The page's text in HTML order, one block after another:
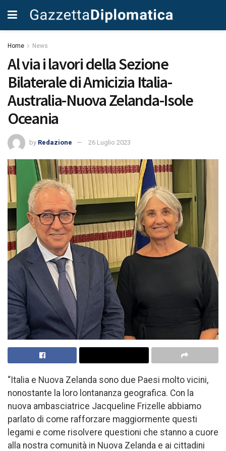
Home News
Al via i lavori della Sezione
Bilaterale di Amicizia Italia-
Australia-Nuova Zelanda-Isole
Oceania
by Redazione 26 Luglio 2023
“Italia e Nuova Zelanda sono due Paesi molto vicini,
nonostante la loro lontananza geografica. Con la
nuova ambasciatrice Jacqueline Frizelle abbiamo
parlato di come rafforzare maggiormente questi
legami e come risolvere questioni che stanno a cuore
alla nostra comunità in Nuova Zelanda e ai cittadini